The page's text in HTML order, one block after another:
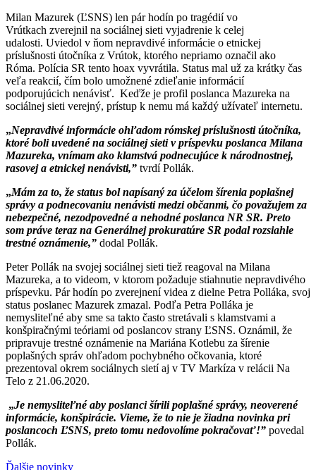
Milan Mazurek (ĽSNS) len pár hodín po tragédií vo
Vrútkach zverejnil na sociálnej sieti vyjadrenie k celej
udalosti. Uviedol v ňom nepravdivé informácie o etnickej
príslušnosti útočníka z Vrútok, ktorého nepriamo označil ako
Róma. Polícia SR tento hoax vyvrátila. Status mal už za krátky čas
veľa reakcií, čím bolo umožnené zdieľanie informácií
podporujúcich nenávisť. Keďže je profil poslanca Mazureka na
sociálnej sieti verejný, prístup k nemu má každý užívateľ internetu.
„Nepravdivé informácie ohľadom rómskej príslušnosti útočníka,
ktoré boli uvedené na sociálnej sieti v príspevku poslanca Milana
Mazureka, vnímam ako klamstvá podnecujúce k národnostnej,
rasovej a etnickej nenávisti,” tvrdí Pollák.
„Mám za to, že status bol napísaný za účelom šírenia poplašnej
správy a podnecovaniu nenávisti medzi občanmi, čo považujem za
nebezpečné, nezodpovedné a nehodné poslanca NR SR. Preto
som práve teraz na Generálnej prokuratúre SR podal rozsiahle
trestné oznámenie,” dodal Pollák.
Peter Pollák na svojej sociálnej sieti tiež reagoval na Milana
Mazureka, a to videom, v ktorom požaduje stiahnutie nepravdivého
príspevku. Pár hodín po zverejnení videa z dielne Petra Polláka, svoj
status poslanec Mazurek zmazal. Podľa Petra Polláka je
nemysliteľné aby sme sa takto často stretávali s klamstvami a
konšpiračnými teóriami od poslancov strany ĽSNS. Oznámil, že
pripravuje trestné oznámenie na Mariána Kotlebu za šírenie
poplašných správ ohľadom pochybného očkovania, ktoré
prezentoval okrem sociálnych sietí aj v TV Markíza v relácii Na
Telo z 21.06.2020.
„Je nemysliteľné aby poslanci šírili poplašné správy, neoverené
informácie, konšpirácie. Vieme, že to nie je žiadna novinka pri
poslancoch ĽSNS, preto tomu nedovolíme pokračovať!” povedal
Pollák.
Ďalšie novinky